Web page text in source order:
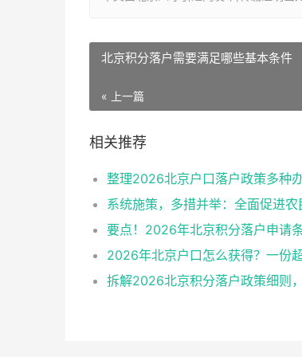
北京积分落户需要满足哪些基本条件
« 上一篇
相关推荐